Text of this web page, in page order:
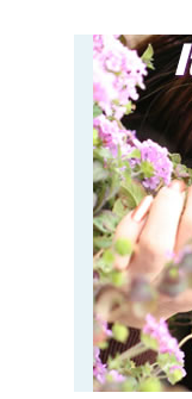
ภาษาดัทช์
ภาษาฝรั่งเศส
ภาษาสเปน